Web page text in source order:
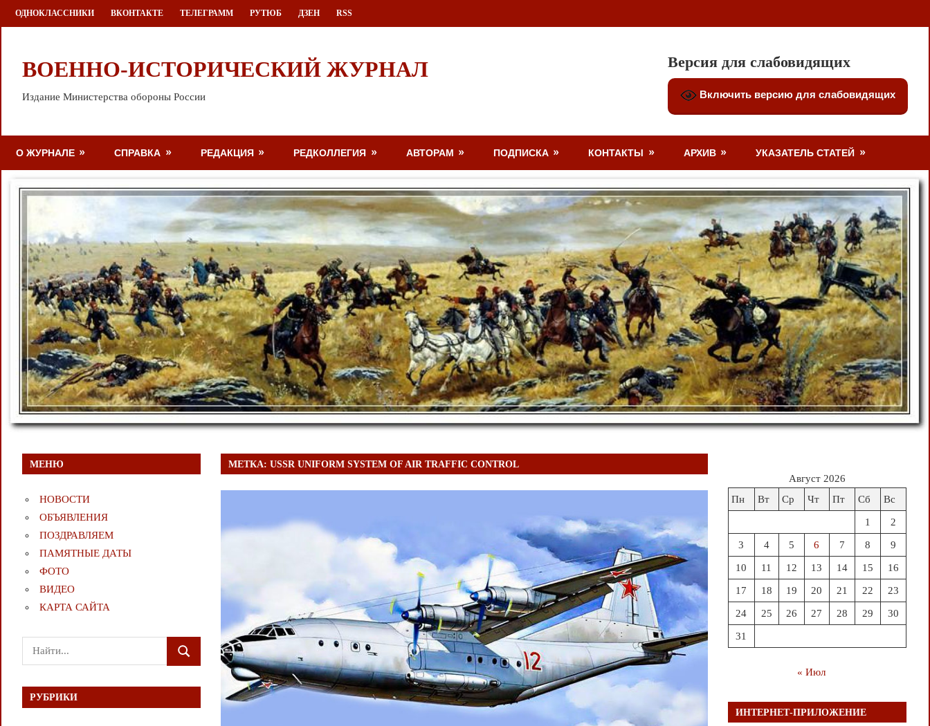
Перейти
к
ОДНОКЛАССНИКИ ВКОНТАКТЕ ТЕЛЕГРАММ РУТЮБ ДЗЕН RSS
ВОЕННО-ИСТОРИЧЕСКИЙ ЖУРНАЛ
Издание Министерства обороны России
Версия для слабовидящих
Включить версию для слабовидящих
О ЖУРНАЛЕ СПРАВКА РЕДАКЦИЯ РЕДКОЛЛЕГИЯ АВТОРАМ ПОДПИСКА КОНТАКТЫ АРХИВ УКАЗАТЕЛЬ СТАТЕЙ
МЕТКА:USSR UNIFORM SYSTEM OF AIR TRAFFIC CONTROL
МЕНЮ
НОВОСТИ
ОБЪЯВЛЕНИЯ
ПОЗДРАВЛЯЕМ
ПАМЯТНЫЕ ДАТЫ
ФОТО
ВИДЕО
КАРТА САЙТА
Поиск
для:
ПОИСК
РУБРИКИ
Август 2026
Пн
Вт Ср Чт Пт Сб Вс
1 2
3 4 5 6 7 8 9
10 11 12 13 14 15 16
17 18 19 20 21 22 23
24 25 26 27 28 29 30
31
« Июл
ИНТЕРНЕТ-ПРИЛОЖЕНИЕ